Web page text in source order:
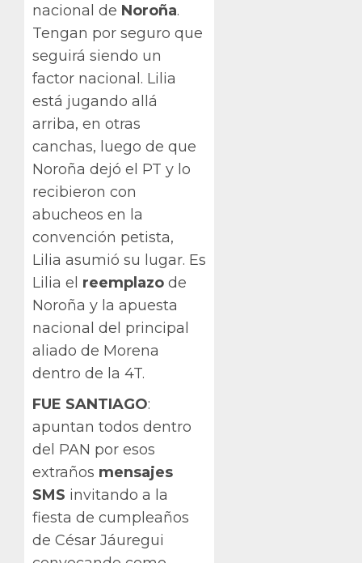
nacional de Noroña.
Tengan por seguro que
seguirá siendo un
factor nacional. Lilia
está jugando allá
arriba, en otras
canchas, luego de que
Noroña dejó el PT y lo
recibieron con
abucheos en la
convención petista,
Lilia asumió su lugar. Es
Lilia el reemplazo de
Noroña y la apuesta
nacional del principal
aliado de Morena
dentro de la 4T.
FUE SANTIAGO:
apuntan todos dentro
del PAN por esos
extraños mensajes
SMS invitando a la
fiesta de cumpleaños
de César Jáuregui